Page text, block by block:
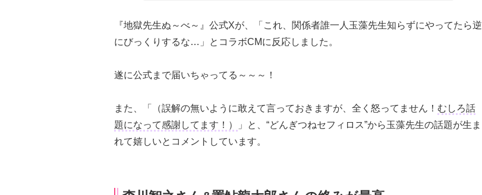
『地獄先生ぬ～べ～』公式Xが、「これ、関係者誰一人玉藻先生知らずにやってたら逆
にびっくりするな…」とコラボCMに反応しました。
遂に公式まで届いちゃってる～～～！
また、「（誤解の無いように敢えて言っておきますが、全く怒ってません！ むしろ話
題になって感謝してます！）
」と、“どんぎつねセフィロス”から玉藻先生の話題が生ま
れて嬉しいとコメントしています。